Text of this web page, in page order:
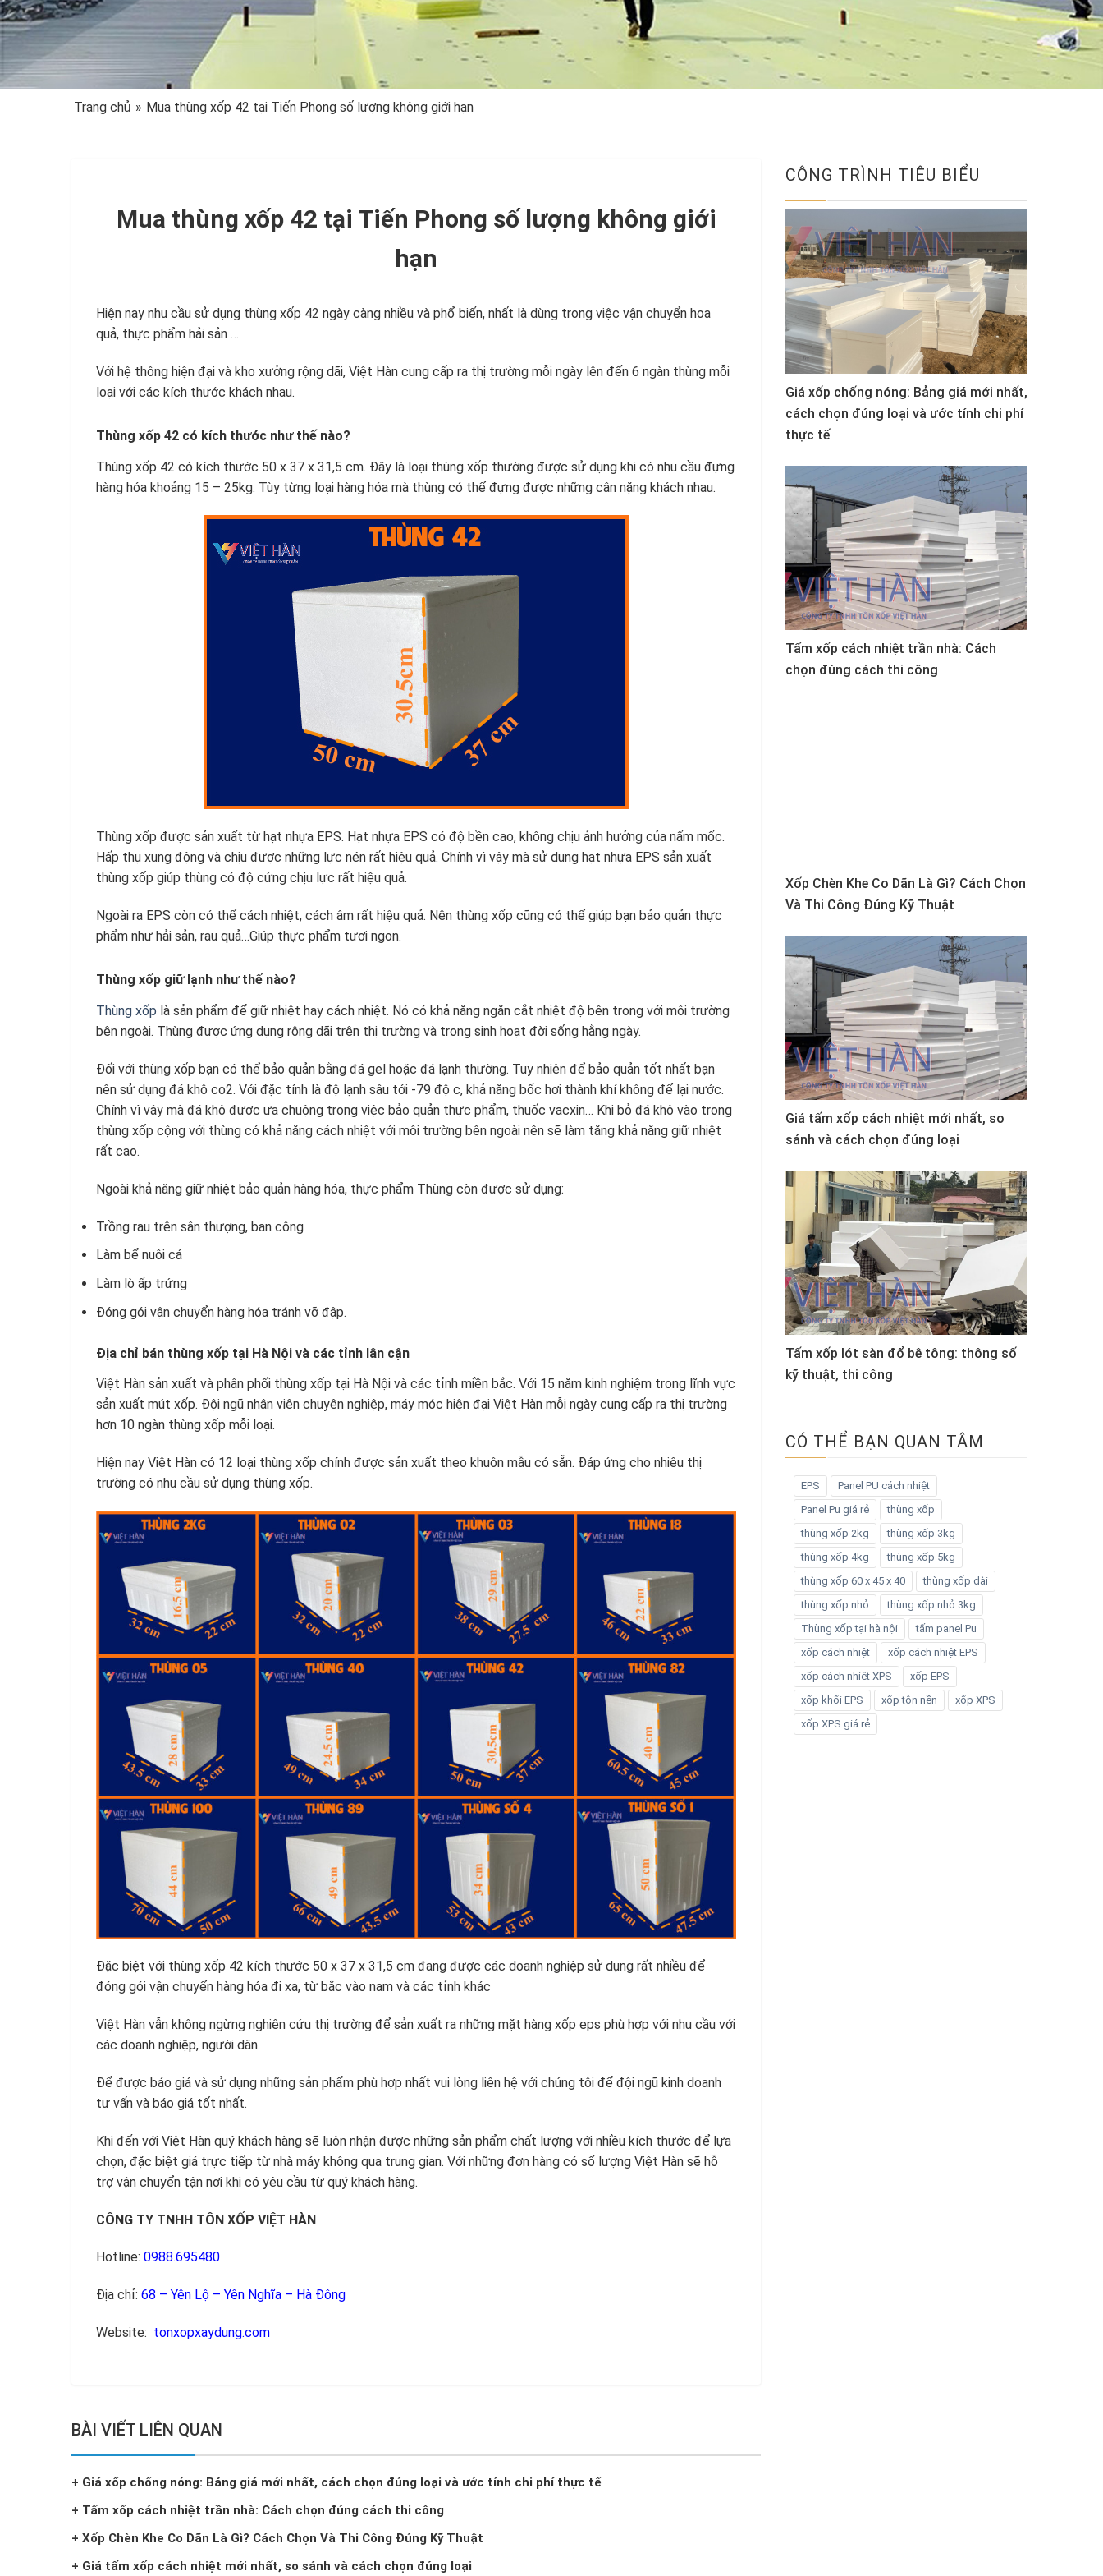
Trang chủ » Mua thùng xốp 42 tại Tiến Phong số lượng không giới hạn
Mua thùng xốp 42 tại Tiến Phong số lượng không giới
hạn
Hiện nay nhu cầu sử dụng thùng xốp 42 ngày càng nhiều và phổ biến, nhất là dùng trong việc vận chuyển hoa
quả, thực phẩm hải sản …
Với hệ thông hiện đại và kho xưởng rộng dãi, Việt Hàn cung cấp ra thị trường mỗi ngày lên đến 6 ngàn thùng mỗi
loại với các kích thước khách nhau.
Thùng xốp 42 có kích thước như thế nào?
Thùng xốp 42 có kích thước 50 x 37 x 31,5 cm. Đây là loại thùng xốp thường được sử dụng khi có nhu cầu đựng
hàng hóa khoảng 15 – 25kg. Tùy từng loại hàng hóa mà thùng có thể đựng được những cân nặng khách nhau.
Thùng xốp được sản xuất từ hạt nhựa EPS. Hạt nhựa EPS có độ bền cao, không chịu ảnh hưởng của nấm mốc.
Hấp thụ xung động và chịu được những lực nén rất hiệu quả. Chính vì vậy mà sử dụng hạt nhựa EPS sản xuất
thùng xốp giúp thùng có độ cứng chịu lực rất hiệu quả.
Ngoài ra EPS còn có thể cách nhiệt, cách âm rất hiệu quả. Nên thùng xốp cũng có thể giúp bạn bảo quản thực
phẩm như hải sản, rau quả…Giúp thực phẩm tươi ngon.
Thùng xốp giữ lạnh như thế nào?
Thùng xốp là sản phẩm để giữ nhiệt hay cách nhiệt. Nó có khả năng ngăn cắt nhiệt độ bên trong với môi trường
bên ngoài. Thùng được ứng dụng rộng dãi trên thị trường và trong sinh hoạt đời sống hằng ngày.
Đối với thùng xốp bạn có thể bảo quản bằng đá gel hoặc đá lạnh thường. Tuy nhiên để bảo quản tốt nhất bạn
nên sử dụng đá khô co2. Với đặc tính là độ lạnh sâu tới -79 độ c, khả năng bốc hơi thành khí không để lại nước.
Chính vì vậy mà đá khô được ưa chuộng trong việc bảo quản thực phẩm, thuốc vacxin… Khi bỏ đá khô vào trong
thùng xốp cộng với thùng có khả năng cách nhiệt với môi trường bên ngoài nên sẽ làm tăng khả năng giữ nhiệt
rất cao.
Ngoài khả năng giữ nhiệt bảo quản hàng hóa, thực phẩm Thùng còn được sử dụng:
Trồng rau trên sân thượng, ban công
Làm bể nuôi cá
Làm lò ấp trứng
Đóng gói vận chuyển hàng hóa tránh vỡ đập.
Địa chỉ bán thùng xốp tại Hà Nội và các tỉnh lân cận
Việt Hàn sản xuất và phân phối thùng xốp tại Hà Nội và các tỉnh miền bắc. Với 15 năm kinh nghiệm trong lĩnh vực
sản xuất mút xốp. Đội ngũ nhân viên chuyên nghiệp, máy móc hiện đại Việt Hàn mỗi ngày cung cấp ra thị trường
hơn 10 ngàn thùng xốp mỗi loại.
Hiện nay Việt Hàn có 12 loại thùng xốp chính được sản xuất theo khuôn mẫu có sẵn. Đáp ứng cho nhiêu thị
trường có nhu cầu sử dụng thùng xốp.
Đặc biệt với thùng xốp 42 kích thước 50 x 37 x 31,5 cm đang được các doanh nghiệp sử dụng rất nhiều để
đóng gói vận chuyển hàng hóa đi xa, từ bắc vào nam và các tỉnh khác
Việt Hàn vẫn không ngừng nghiên cứu thị trường để sản xuất ra những mặt hàng xốp eps phù hợp với nhu cầu với
các doanh nghiệp, người dân.
Để được báo giá và sử dụng những sản phẩm phù hợp nhất vui lòng liên hệ với chúng tôi để đội ngũ kinh doanh
tư vấn và báo giá tốt nhất.
Khi đến với Việt Hàn quý khách hàng sẽ luôn nhận được những sản phẩm chất lượng với nhiều kích thước để lựa
chọn, đặc biệt giá trực tiếp từ nhà máy không qua trung gian. Với những đơn hàng có số lượng Việt Hàn sẽ hỗ
trợ vận chuyển tận nơi khi có yêu cầu từ quý khách hàng.
CÔNG TY TNHH TÔN XỐP VIỆT HÀN
Hotline: 0988.695480
Địa chỉ: 68 – Yên Lộ – Yên Nghĩa – Hà Đông
Website: tonxopxaydung.com
BÀI VIẾT LIÊN QUAN
+ Giá xốp chống nóng: Bảng giá mới nhất, cách chọn đúng loại và ước tính chi phí thực tế
+ Tấm xốp cách nhiệt trần nhà: Cách chọn đúng cách thi công
+ Xốp Chèn Khe Co Dãn Là Gì? Cách Chọn Và Thi Công Đúng Kỹ Thuật
+ Giá tấm xốp cách nhiệt mới nhất, so sánh và cách chọn đúng loại
CÔNG TRÌNH TIÊU BIỂU
Giá xốp chống nóng: Bảng giá mới nhất,
cách chọn đúng loại và ước tính chi phí
thực tế
Tấm xốp cách nhiệt trần nhà: Cách
chọn đúng cách thi công
Xốp Chèn Khe Co Dãn Là Gì? Cách Chọn
Và Thi Công Đúng Kỹ Thuật
Giá tấm xốp cách nhiệt mới nhất, so
sánh và cách chọn đúng loại
Tấm xốp lót sàn đổ bê tông: thông số
kỹ thuật, thi công
CÓ THỂ BẠN QUAN TÂM
EPS
Panel PU cách nhiệt
Panel Pu giá rẻ
thùng xốp
thùng xốp 2kg
thùng xốp 3kg
thùng xốp 4kg
thùng xốp 5kg
thùng xốp 60 x 45 x 40
thùng xốp dài
thùng xốp nhỏ
thùng xốp nhỏ 3kg
Thùng xốp tại hà nội
tấm panel Pu
xốp cách nhiệt
xốp cách nhiệt EPS
xốp cách nhiệt XPS
xốp EPS
xốp khối EPS
xốp tôn nền
xốp XPS
xốp XPS giá rẻ